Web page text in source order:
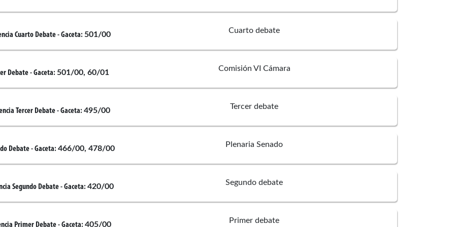
Cuarto Debate- Gaceta: 501/00 Cuarto debate
Debate- Gaceta: 501/00, 60/01 Comisión VI Cámara
Tercer Debate- Gaceta: 495/00 Tercer debate
Debate- Gaceta: 466/00, 478/00 Plenaria Senado
Segundo Debate- Gaceta: 420/00 Segundo debate
Primer Debate- Gaceta: 405/00 Primer debate